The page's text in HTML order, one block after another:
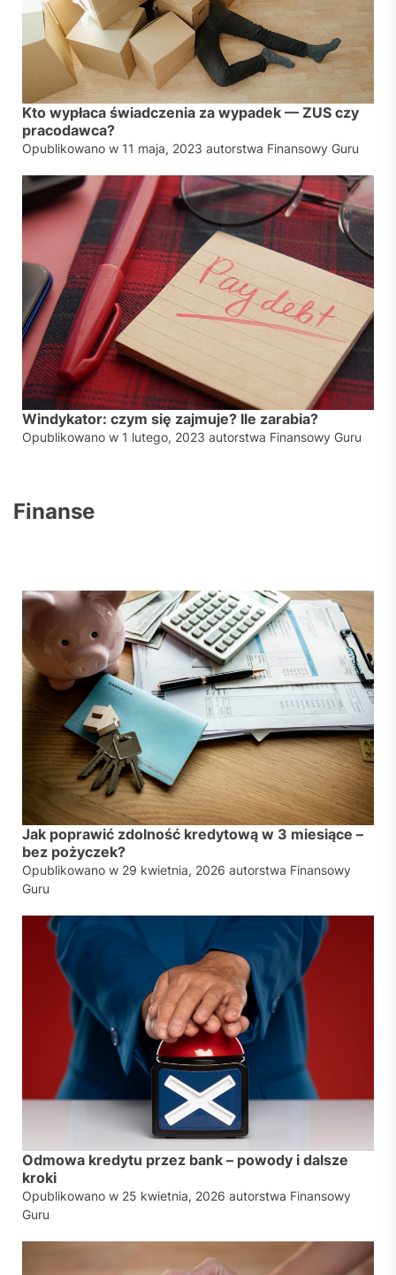
Kto wypłaca świadczenia za wypadek — ZUS czy
pracodawca?
Opublikowano w 11 maja, 2023 autorstwa Finansowy Guru
Windykator: czym się zajmuje? Ile zarabia?
Opublikowano w 1 lutego, 2023 autorstwa Finansowy Guru
Finanse
Jak poprawić zdolność kredytową w 3 miesiące –
bez pożyczek?
Opublikowano w 29 kwietnia, 2026 autorstwa Finansowy
Guru
Odmowa kredytu przez bank – powody i dalsze
kroki
Opublikowano w 25 kwietnia, 2026 autorstwa Finansowy
Guru